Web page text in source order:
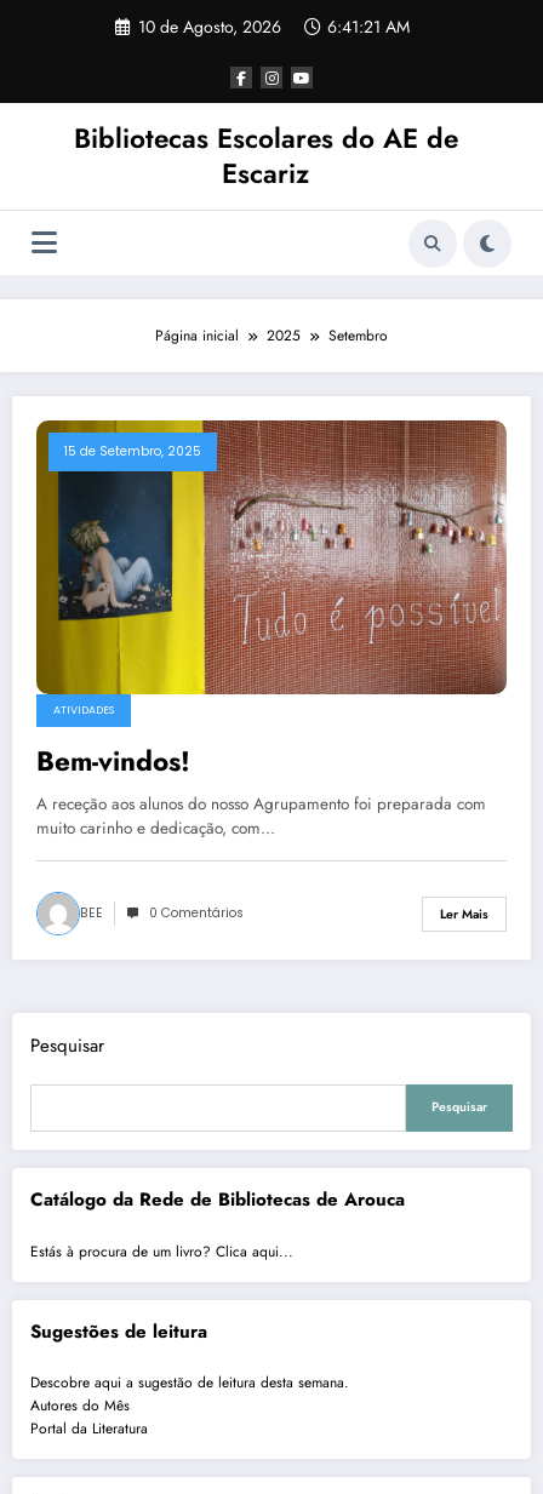
10 de Agosto, 2026 6:41:21 AM
Bibliotecas Escolares do AE de
Escariz
Página inicial 2025 Setembro
15 de Setembro, 2025
ATIVIDADES
Bem-vindos!
A receção aos alunos do nosso Agrupamento foi preparada com
muito carinho e dedicação, com…
BEE 0 Comentários Ler Mais
Pesquisar
Pesquisar
Catálogo da Rede de Bibliotecas de Arouca
Estás à procura de um livro? Clica aqui...
Sugestões de leitura
Descobre aqui a sugestão de leitura desta semana.
Autores do Mês
Portal da Literatura